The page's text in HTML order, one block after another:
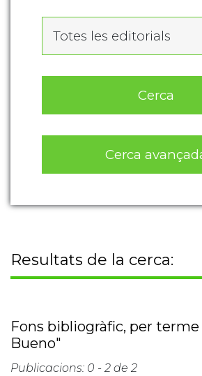
Totes les editorials
Cerca
Cerca
Resultats de la cerca:
Fons bibliogràfic, per
Bueno"
Publicacions: 0 - 2 de 2